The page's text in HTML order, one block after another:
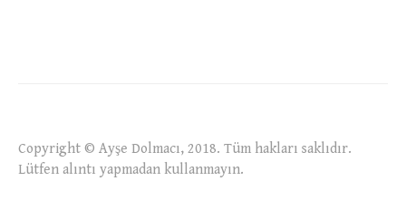
Copyright © Ayşe Dolmacı, 2018. Tüm hakları saklıdır.
Lütfen alıntı yapmadan kullanmayın.